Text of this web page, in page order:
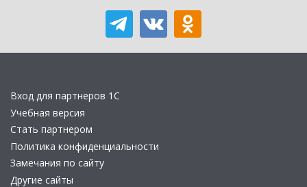
Вход для партнеров 1С
Учебная версия
Стать партнером
Политика конфиденциальности
Замечания по сайту
Другие сайты